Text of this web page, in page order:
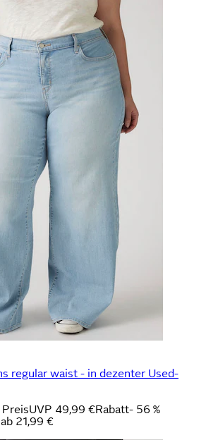
regular waist - in dezenter Used-
UVP 49,99 €Rabatt- 56 %
ab 21,99 €